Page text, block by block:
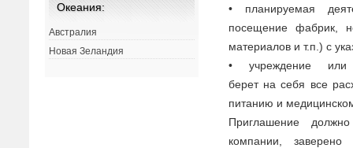
• планируемая
посещение фабрик,
материалов и т.п.) с
• учреждение
берет на себя все
питанию и
Приглашение
компании, заверено
Океания:
Австралия
Новая Зеландия